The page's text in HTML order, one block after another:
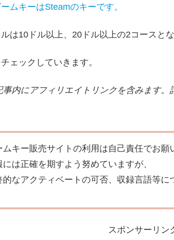
ムキーはSteamのキーです。
は10ドル以上、20ドル以上の2コースとな
ェックしていきます。
事内にアフィリエイトリンクを含みます。
ムキー販売サイトの利用は自己責任でお願
には正確を期すよう努めていますが、
的なアクティベートの可否、収録言語等に
スポンサーリン